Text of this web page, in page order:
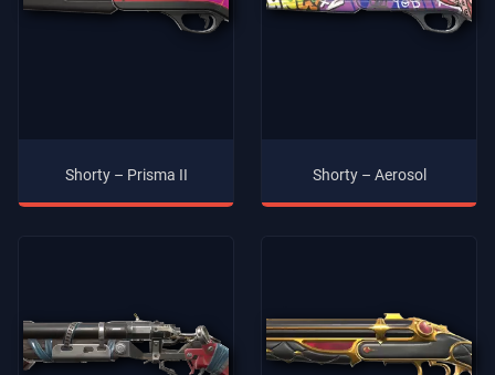
Shorty – Prisma II Shorty – Aerosol